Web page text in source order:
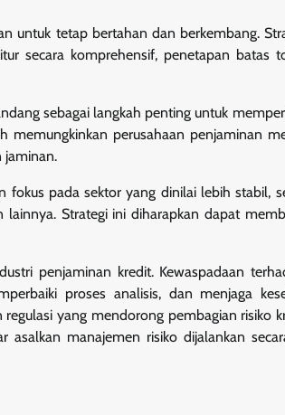
untuk tetap bertahan dan berkembang.
secara komprehensif, penetapan batas
sebagai langkah penting untuk
memungkinkan perusahaan penjaminan
jaminan.
fokus pada sektor yang dinilai lebih stabil,
Strategi ini diharapkan dapat
penjaminan kredit. Kewaspadaan
proses analisis, dan menjaga
yang mendorong pembagian risiko
manajemen risiko dijalankan